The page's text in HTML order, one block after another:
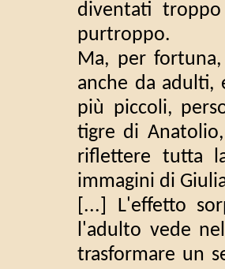
diventati
purtroppo.
Ma, per
anche da adulti,
più piccoli,
tigre di
riflettere tutta
immagini di
[...] L'effetto
l'adulto vede
trasformare un